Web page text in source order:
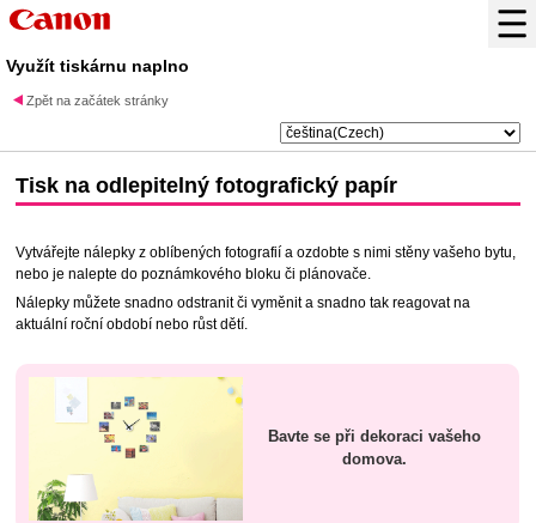
Využít tiskárnu naplno
Zpět na začátek stránky
Tisk naodlepitelný fotografický papír
Vytvářejte nálepky z oblíbených fotografií a ozdobte s nimi stěny vašeho bytu,
nebo je nalepte do poznámkového bloku či plánovače.
Nálepky můžete snadno odstranit či vyměnit a snadno tak reagovat na
aktuální roční období nebo růst dětí.
Bavte se při dekoraci vašeho
domova.